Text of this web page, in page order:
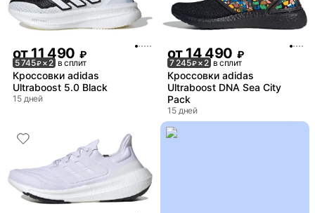
от11 490 ₽
5 745₽× 2 в сплит
Кроссовки adidas
Ultraboost 5.0 Black
15 дней
от14 490 ₽
7 245₽× 2 в сплит
Кроссовки adidas
Ultraboost DNA Sea City
Pack
15 дней